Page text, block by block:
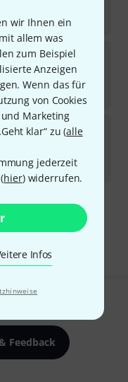
wir Ihnen ein
allem was
zum Beispiel
Anzeigen
Wenn das für
von Cookies
Marketing
klar“ zu (alle
jederzeit
hier) widerrufen.
Infos
Mount
System
29 €
sehen?
Feedback